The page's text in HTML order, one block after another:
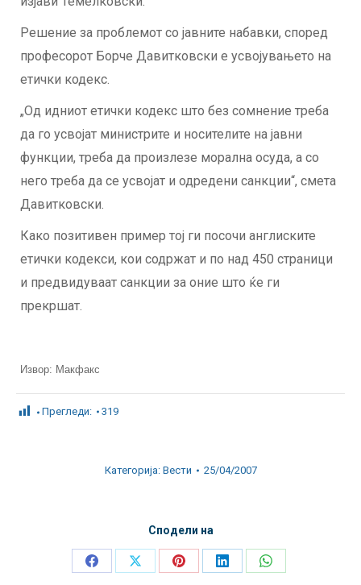
Решение за проблемот со јавните набавки, според
професорот Борче Давитковски е усвојувањето на
етички кодекс.
„Од идниот етички кодекс што без сомнение треба
да го усвојат министрите и носителите на јавни
функции, треба да произлезе морална осуда, а со
него треба да се усвојат и одредени санкции“, смета
Давитковски.
Како позитивен пример тој ги посочи англиските
етички кодекси, кои содржат и по над 450 страници
и предвидуваат санкции за оние што ќе ги
прекршат.
Извор: Макфакс
Прегледи: 319
Категорија: Вести 25/04/2007
Сподели на
Share
Share
Share
Share
Share